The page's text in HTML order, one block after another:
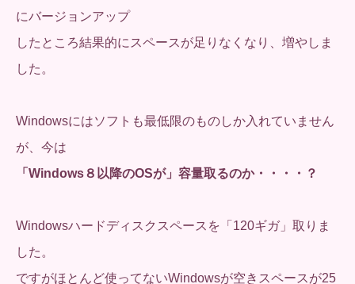
にバージョンアップ
したところ結果的にスペースが足りなくなり、増やしま
した。
Windowsにはソフトも最低限のものしか入れていません
が、今は
「Windows８以降のOSが」容量取るのか・・・・？
Windowsハードディスクスペースを「120ギガ」取りま
した。
ですがほとんど使ってないWindowsが空きスペースが25